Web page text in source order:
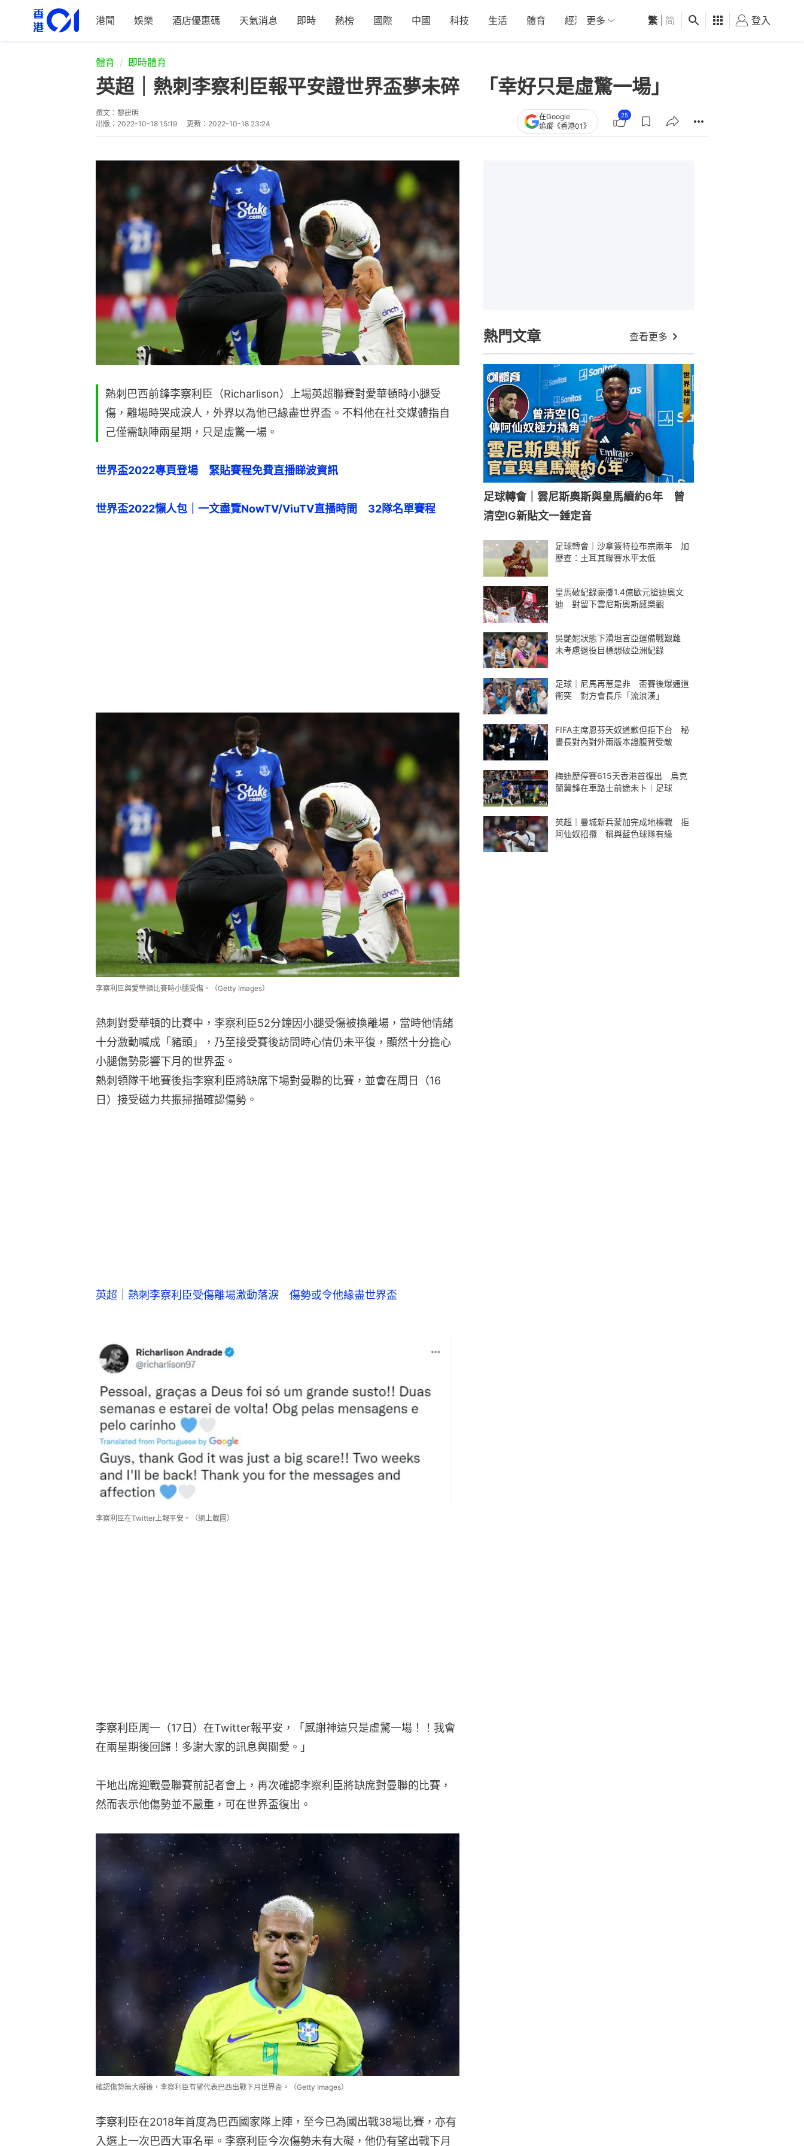
港聞 娛樂 酒店優惠碼 天氣消息 即時 熱榜 國際 中國 科技 生活 體育 經濟 01深圳 觀點 健康 好食玩飛
更多 繁 简 登入
體育 即時體育
英超｜熱刺李察利臣報平安證世界盃夢未碎 「幸好只是虛驚一場」
撰文： 黎建明
出版： 2022-10-18 15:19 更新： 2022-10-18 23:24
在Google
追蹤《香港01》
25
熱刺巴西前鋒李察利臣（Richarlison）上場英超聯賽對愛華頓時小腿受
傷，離場時哭成淚人，外界以為他已緣盡世界盃。不料他在社交媒體指自
己僅需缺陣兩星期，只是虛驚一場。
世界盃2022專頁登場　緊貼賽程免費直播睇波資訊
世界盃2022懶人包｜一文盡覽NowTV/ViuTV直播時間　32隊名單賽程
李察利臣與愛華頓比賽時小腿受傷。（Getty Images）
熱刺對愛華頓的比賽中，李察利臣52分鐘因小腿受傷被換離場，當時他情緒
十分激動喊成「豬頭」，乃至接受賽後訪問時心情仍未平復，顯然十分擔心
小腿傷勢影響下月的世界盃。
熱刺領隊干地賽後指李察利臣將缺席下場對曼聯的比賽，並會在周日（16
日）接受磁力共振掃描確認傷勢。
英超｜熱刺李察利臣受傷離場激動落淚 傷勢或令他緣盡世界盃
李察利臣在Twitter上報平安。（網上截圖）
李察利臣周一（17日）在Twitter報平安，「感謝神這只是虛驚一場！！我會
在兩星期後回歸！多謝大家的訊息與關愛。」
干地出席迎戰曼聯賽前記者會上，再次確認李察利臣將缺席對曼聯的比賽，
然而表示他傷勢並不嚴重，可在世界盃復出。
確認傷勢無大礙後，李察利臣有望代表巴西出戰下月世界盃。（Getty Images）
李察利臣在2018年首度為巴西國家隊上陣，至今已為國出戰38場比賽，亦有
入選上一次巴西大軍名單。李察利臣今次傷勢未有大礙，他仍有望出戰下月
熱門文章 查看更多
足球轉會｜雲尼斯奧斯與皇馬續約6年 曾
清空IG新貼文一錘定音
足球轉會｜沙拿簽特拉布宗兩年 加
歷查：土耳其聯賽水平太低
皇馬破紀錄豪擲1.4億歐元搶迪奧文
迪 對留下雲尼斯奧斯感樂觀
吳艷妮狀態下滑坦言亞運備戰艱難
未考慮退役目標想破亞洲紀錄
足球｜尼馬再惹是非 盃賽後爆通道
衝突 對方會長斥「流浪漢」
FIFA主席恩芬天奴道歉但拒下台 秘
書長對內對外兩版本證腹背受敵
梅迪歷停賽615天香港首復出 烏克
蘭翼鋒在車路士前途未卜︱足球
英超｜曼城新兵蒙加完成地標戰 拒
阿仙奴招攬 稱與藍色球隊有緣